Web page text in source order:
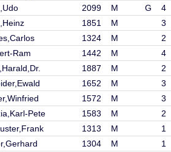
2099 M G 4
1851 M 3
1324 M 2
Ram 1442 M 4
1887 M 2
1652 M 3
1572 M 3
Pete 1583 M 2
1313 M 1
1304 M 1